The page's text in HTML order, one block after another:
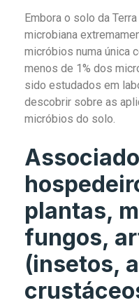
Embora o solo da
microbiana
micróbios numa única
menos de 1% dos
sido estudados em
descobrir sobre as
micróbios do solo.
plantas,
fungos,
(insetos,